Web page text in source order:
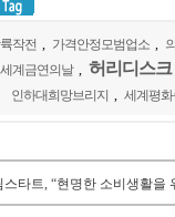
작전 가격안정모범업소
세계금연의날 허리디스크
인하대희망브리지
세계평
스타트, “현명한 소비생활을